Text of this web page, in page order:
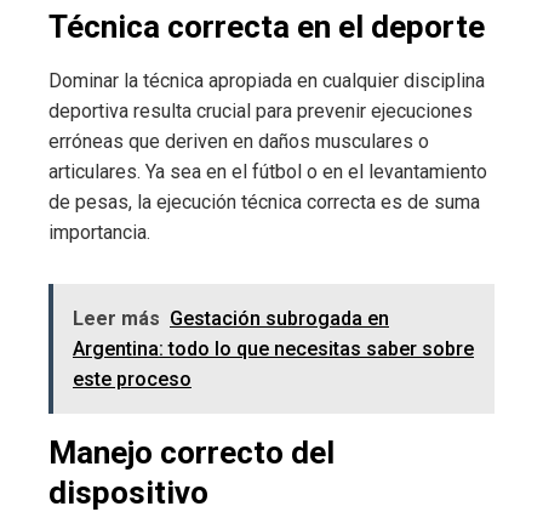
Técnica correcta en el deporte
Dominar la técnica apropiada en cualquier disciplina
deportiva resulta crucial para prevenir ejecuciones
erróneas que deriven en daños musculares o
articulares. Ya sea en el fútbol o en el levantamiento
de pesas, la ejecución técnica correcta es de suma
importancia.
Leer más Gestación subrogada en
Argentina: todo lo que necesitas saber sobre
este proceso
Manejo correcto del
dispositivo